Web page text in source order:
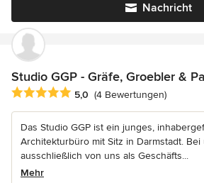
Nachricht
Studio GGP - Gräfe, Groebler &
Durchschnittliche Bewertung: 5 von 5
5,0 (4 Bewertungen)
Das Studio GGP ist ein junges,
Architekturbüro mit Sitz in Darmstadt.
ausschließlich von uns als Geschäfts...
Mehr